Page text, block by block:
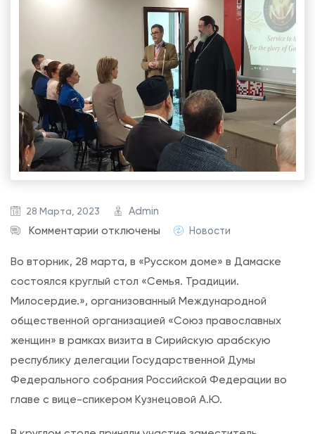
28 Марта, 2023
Admin
Комментарии к
а
п
и
с
и
П
р
е
отключены Новости
Во вторник, 28 марта, в «Русском доме» в Дамаске
состоялся круглый стол «Семья. Традиции.
Милосердие.», организованный Международной
общественной организацией «Союз православных
женщин» в рамках визита в Сирийскую арабскую
республику делегации Государственной Думы
Федерального собрания Российской Федерации во
главе с вице-спикером Кузнецовой А.Ю.